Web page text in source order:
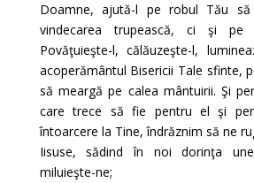
Doamne, ajută-l pe robul Tău
vindecarea trupească, ci şi pe
Povăţuieşte-l, călăuzeşte-l,
acoperământul Bisericii Tale sfinte,
să meargă pe calea mântuirii. Şi
care trece să fie pentru el şi
întoarcere la Tine, îndrăznim să ne
Iisuse, sădind în noi dorinţa
miluieşte-ne;